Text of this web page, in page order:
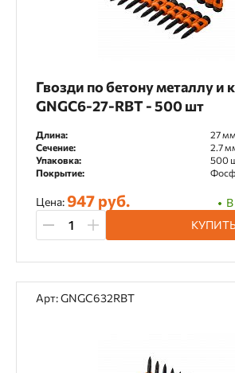
Гвозди по бетону металлу и
GNGC6-27-RBT - 500 шт
Длина:
27 мм
Сечение:
2.7
Упаковка:
500
Покрытие:
Цена:947 руб.
Арт: GNGC632RBT